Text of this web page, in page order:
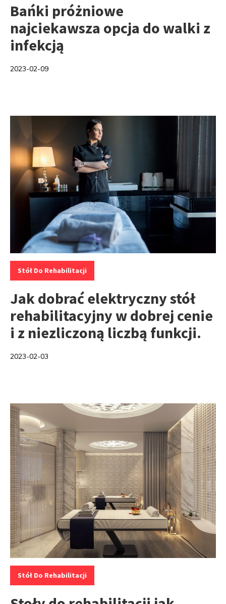
Bańki próżniowe
najciekawsza opcja do walki z
infekcją
2023-02-09
Kategorie:
Stół Do Rehabilitacji
Jak dobrać elektryczny stół
rehabilitacyjny w dobrej cenie
i z niezliczoną liczbą funkcji.
2023-02-03
Kategorie:
Stół Do Rehabilitacji